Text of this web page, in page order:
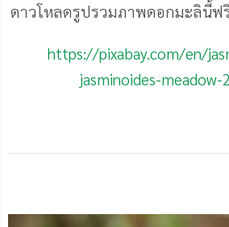
ดาวโหลดรูปรวมภาพดอกมะลินี้ฟ
https://pixabay.com/en/
jasminoides-meadow-